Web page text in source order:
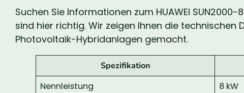
Suchen Sie Informationen zum HUAWEI SUN2000-
sind hier richtig. Wir zeigen Ihnen die technischen
Photovoltaik-Hybridanlagen gemacht.
Spezifikation
Nennleistung
8 kW